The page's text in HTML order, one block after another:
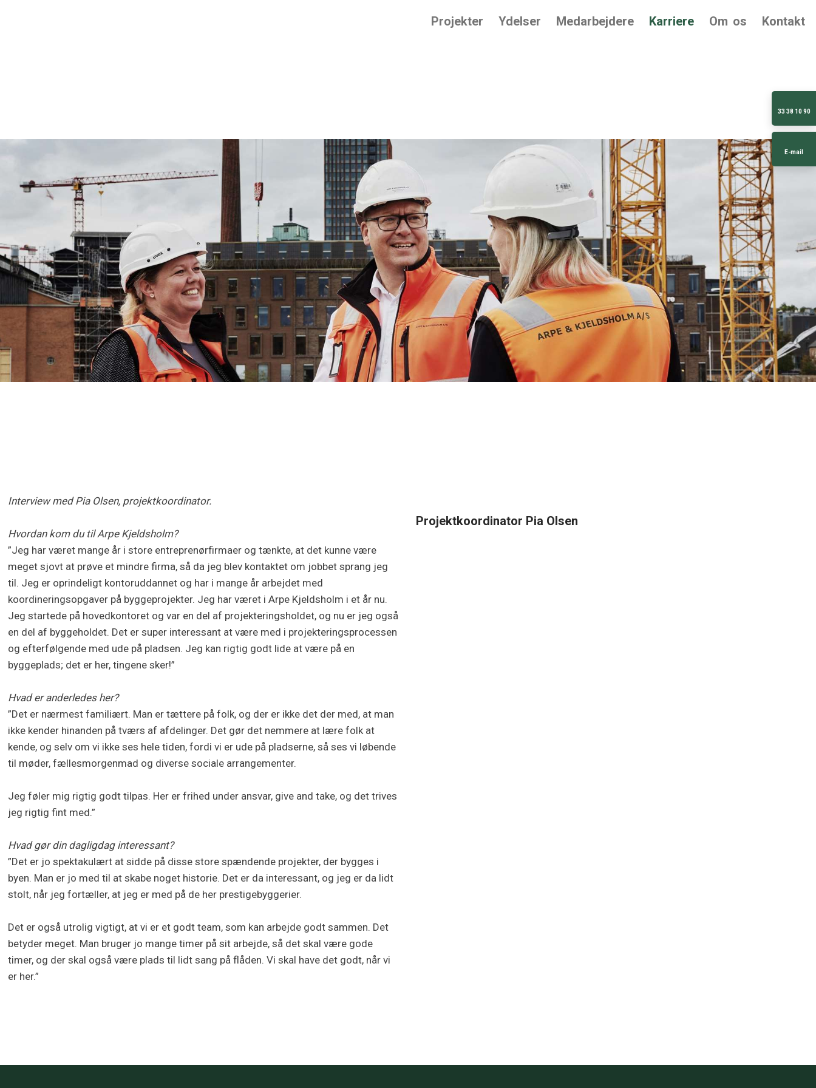
33 38 10 90
E-mail
Projekter Ydelser Medarbejdere Karriere Om os Kontakt
Interview med Pia Olsen, projektkoordinator.
Hvordan kom du til Arpe Kjeldsholm?
”Jeg har været mange år i store entreprenørfirmaer og tænkte, at det kunne være
meget sjovt at prøve et mindre firma, så da jeg blev kontaktet om jobbet sprang jeg
til. Jeg er oprindeligt kontoruddannet og har i mange år arbejdet med
koordineringsopgaver på byggeprojekter. Jeg har været i Arpe Kjeldsholm i et år nu.
Jeg startede på hovedkontoret og var en del af projekteringsholdet, og nu er jeg også
en del af byggeholdet. Det er super interessant at være med i projekteringsprocessen
og efterfølgende med ude på pladsen. Jeg kan rigtig godt lide at være på en
byggeplads; det er her, tingene sker!”
Hvad er anderledes her?
”Det er nærmest familiært. Man er tættere på folk, og der er ikke det der med, at man
ikke kender hinanden på tværs af afdelinger. Det gør det nemmere at lære folk at
kende, og selv om vi ikke ses hele tiden, fordi vi er ude på pladserne, så ses vi løbende
til møder, fællesmorgenmad og diverse sociale arrangementer.
Jeg føler mig rigtig godt tilpas. Her er frihed under ansvar, give and take, og det trives
jeg rigtig fint med.”
Hvad gør din dagligdag interessant?
”Det er jo spektakulært at sidde på disse store spændende projekter, der bygges i
byen. Man er jo med til at skabe noget historie. Det er da interessant, og jeg er da lidt
stolt, når jeg fortæller, at jeg er med på de her prestigebyggerier.
Det er også utrolig vigtigt, at vi er et godt team, som kan arbejde godt sammen. Det
betyder meget. Man bruger jo mange timer på sit arbejde, så det skal være gode
timer, og der skal også være plads til lidt sang på flåden. Vi skal have det godt, når vi
er her.”
Projektkoordinator Pia Olsen